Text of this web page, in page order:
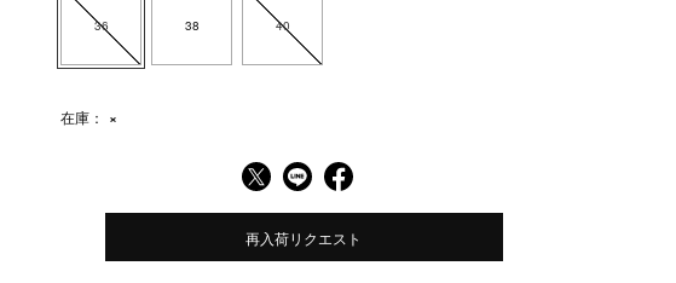
36 38 40
在庫： ×
再入荷リクエスト